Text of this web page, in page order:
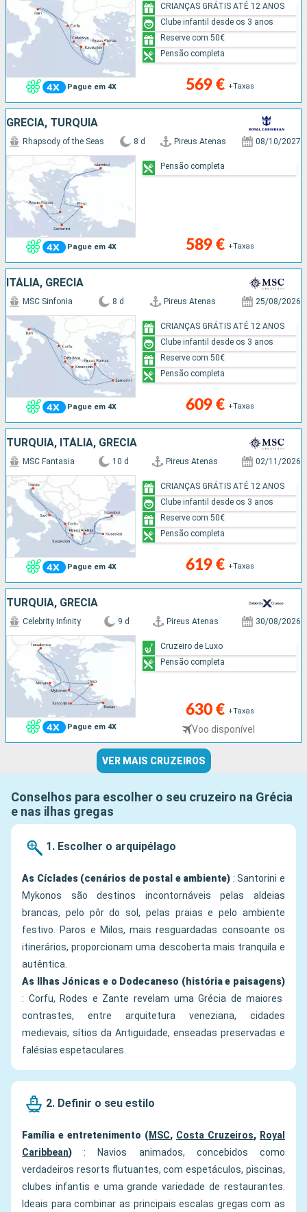
Pague em 4X 569 € +Taxas
CRIANÇAS GRÁTIS ATÉ 12 ANOS
Clube infantil desde os 3 anos
Reserve com 50€
Pensão completa
GRÉCIA, TURQUIA
Pague em 4X
Rhapsody of the Seas 8 d Pireus Atenas 08/10/2027
589 € +Taxas
Pensão completa
ITÁLIA, GRÉCIA
Pague em 4X
MSC Sinfonia 8 d Pireus Atenas 25/08/2026
609 € +Taxas
CRIANÇAS GRÁTIS ATÉ 12 ANOS
Clube infantil desde os 3 anos
Reserve com 50€
Pensão completa
TURQUIA, ITÁLIA, GRÉCIA
Pague em 4X
MSC Fantasia 10 d Pireus Atenas 02/11/2026
619 € +Taxas
CRIANÇAS GRÁTIS ATÉ 12 ANOS
Clube infantil desde os 3 anos
Reserve com 50€
Pensão completa
TURQUIA, GRÉCIA
Pague em 4X
Celebrity Infinity 9 d Pireus Atenas 30/08/2026
630 € +Taxas
Voo disponível
Cruzeiro de Luxo
Pensão completa
VER MAIS CRUZEIROS
Conselhos para escolher o seu cruzeiro na Grécia
e nas ilhas gregas
1. Escolher o arquipélago
As Cíclades (cenários de postal e ambiente) : Santorini e
Mykonos são destinos incontornáveis pelas aldeias
brancas, pelo pôr do sol, pelas praias e pelo ambiente
festivo. Paros e Milos, mais resguardadas consoante os
itinerários, proporcionam uma descoberta mais tranquila e
autêntica.
As Ilhas Jónicas e o Dodecaneso (história e paisagens)
: Corfu, Rodes e Zante revelam uma Grécia de maiores
contrastes, entre arquitetura veneziana, cidades
medievais, sítios da Antiguidade, enseadas preservadas e
falésias espetaculares.
2. Definir o seu estilo
Família e entretenimento (MSC, Costa Cruzeiros, Royal
Caribbean) : Navios animados, concebidos como
verdadeiros resorts flutuantes, com espetáculos, piscinas,
clubes infantis e uma grande variedade de restaurantes.
Ideais para combinar as principais escalas gregas com as